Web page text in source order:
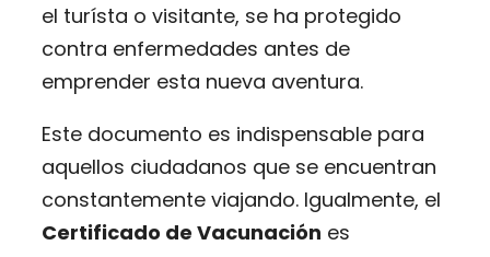
el turísta o visitante, se ha protegido
contra enfermedades antes de
emprender esta nueva aventura.
Este documento es indispensable para
aquellos ciudadanos que se encuentran
constantemente viajando. Igualmente, el
Certificado de Vacunación es